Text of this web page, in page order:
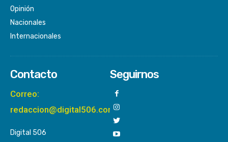
Opinión
Nacionales
Internacionales
Contacto
Correo:
redaccion@digital506.com
Digital 506
Seguirnos